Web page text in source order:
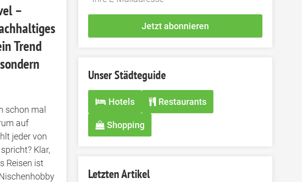
–
Trend
schon mal
auf
jeder von
Klar,
Reisen ist
this
Jetzt abonnieren
Unser Städteguide
Hotels Restaurants
Shopping
Letzten Artikel